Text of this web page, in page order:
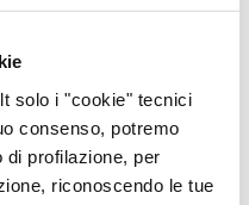
solo i "cookie" tecnici
consenso, potremo
profilazione, per
riconoscendo le tue
usura e anti-ossidanti,
sistemi di trattamento dei